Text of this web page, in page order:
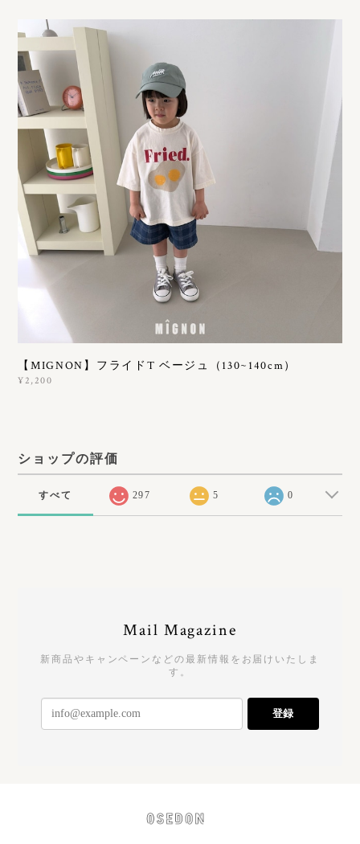
【MIGNON】フライドT ベージュ（130~140cm）
¥2,200
ショップの評価
すべて 297 5 0
Mail Magazine
新商品やキャンペーンなどの最新情報をお届けいたしま
す。
登録